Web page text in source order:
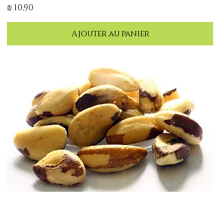
Prix
10,90 ₪
Ajouter au panier